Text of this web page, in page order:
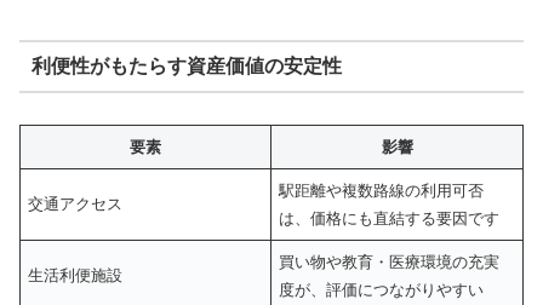
利便性がもたらす資産価値の安定性
要素 影響
交通アクセス
駅距離や複数路線の利用可否
は、価格にも直結する要因です
生活利便施設
買い物や教育・医療環境の充実
度が、評価につながりやすい